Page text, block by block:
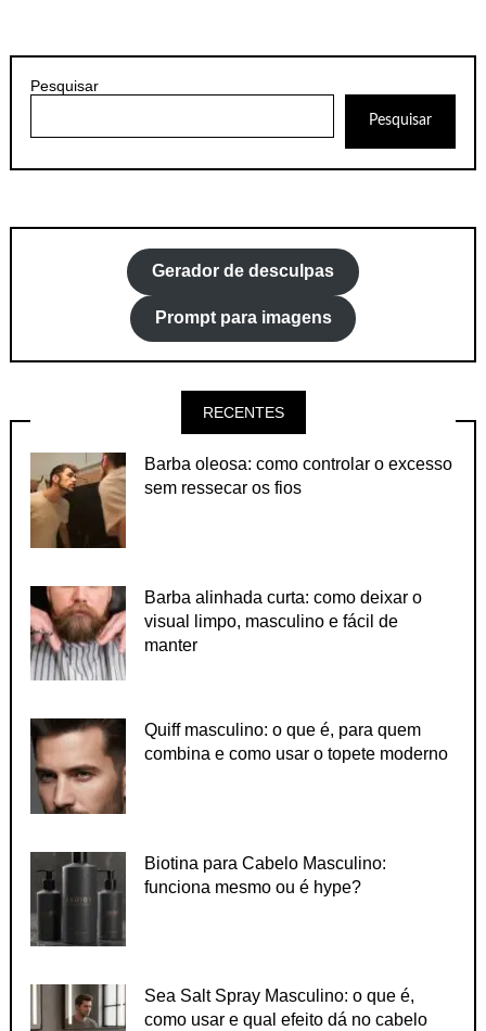
Pesquisar
Pesquisar
Gerador de desculpas
Prompt para imagens
RECENTES
Barba oleosa: como controlar o excesso
sem ressecar os fios
Barba alinhada curta: como deixar o
visual limpo, masculino e fácil de
manter
Quiff masculino: o que é, para quem
combina e como usar o topete moderno
Biotina para Cabelo Masculino:
funciona mesmo ou é hype?
Sea Salt Spray Masculino: o que é,
como usar e qual efeito dá no cabelo